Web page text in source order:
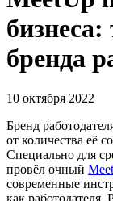
бренда
10 октября 2022
Бренд
от количества её
Специально для
провёл очный
современные
как работодателя.